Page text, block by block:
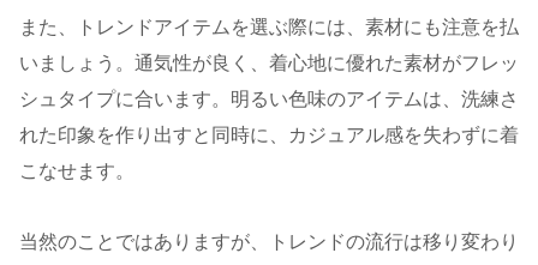
また、トレンドアイテムを選ぶ際には、素材にも注意を払
いましょう。通気性が良く、着心地に優れた素材がフレッ
シュタイプに合います。明るい色味のアイテムは、洗練さ
れた印象を作り出すと同時に、カジュアル感を失わずに着
こなせます。
当然のことではありますが、トレンドの流行は移り変わり